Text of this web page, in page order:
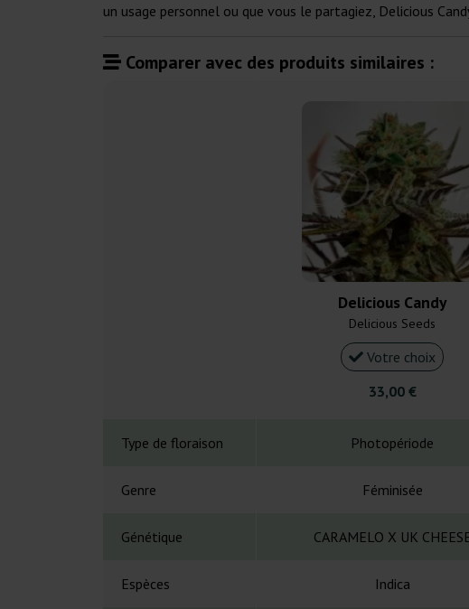
un usage personnel ou que vous le partagiez, Delicious
Comparer avec des produits similaires :
Delicious Candy
Delicious Seeds
Votre choix
33,00 €
Type de floraison Photopériode
Genre Féminisée
Génétique CARAMELO X UK
Espèces Indica